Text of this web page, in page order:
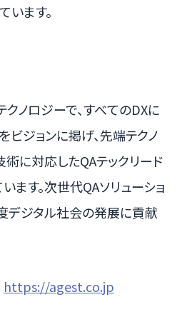
います。
クノロジーで、すべてのDXに
ビジョンに掲げ、先端テクノ
に対応したQAテックリード
ます。次世代QAソリューショ
デジタル社会の発展に貢献
https://agest.co.jp